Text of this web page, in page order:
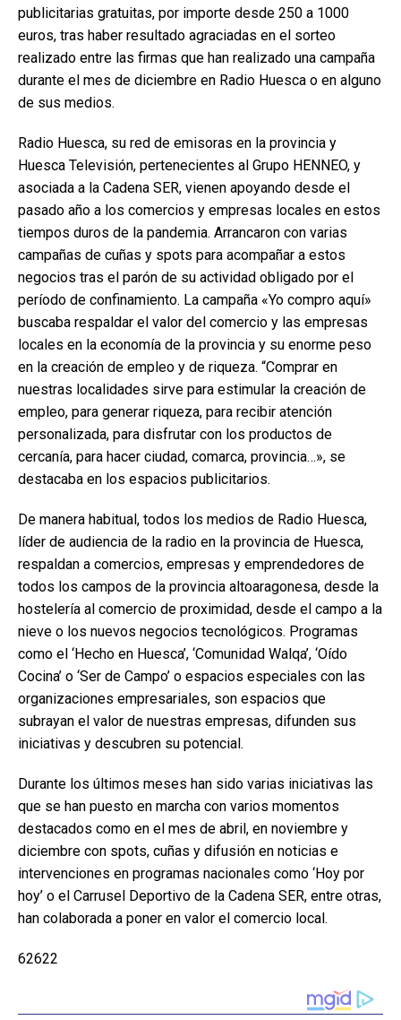
publicitarias gratuitas, por importe desde 250 a 1000
euros, tras haber resultado agraciadas en el sorteo
realizado entre las firmas que han realizado una campaña
durante el mes de diciembre en Radio Huesca o en alguno
de sus medios.
Radio Huesca, su red de emisoras en la provincia y
Huesca Televisión, pertenecientes al Grupo HENNEO, y
asociada a la Cadena SER, vienen apoyando desde el
pasado año a los comercios y empresas locales en estos
tiempos duros de la pandemia. Arrancaron con varias
campañas de cuñas y spots para acompañar a estos
negocios tras el parón de su actividad obligado por el
período de confinamiento. La campaña «Yo compro aquí»
buscaba respaldar el valor del comercio y las empresas
locales en la economía de la provincia y su enorme peso
en la creación de empleo y de riqueza. “Comprar en
nuestras localidades sirve para estimular la creación de
empleo, para generar riqueza, para recibir atención
personalizada, para disfrutar con los productos de
cercanía, para hacer ciudad, comarca, provincia…», se
destacaba en los espacios publicitarios.​
De manera habitual, todos los medios de Radio Huesca,
líder de audiencia de la radio en la provincia de Huesca,
respaldan a comercios, empresas y emprendedores de
todos los campos de la provincia altoaragonesa, desde la
hostelería al comercio de proximidad, desde el campo a la
nieve o los nuevos negocios tecnológicos. Programas
como el ‘Hecho en Huesca’, ‘Comunidad Walqa’, ‘Oído
Cocina’ o ‘Ser de Campo’ o espacios especiales con las
organizaciones empresariales, son espacios que
subrayan el valor de nuestras empresas, difunden sus
iniciativas y descubren su potencial.
Durante los últimos meses han sido varias iniciativas las
que se han puesto en marcha con varios momentos
destacados como en el mes de abril, en noviembre y
diciembre con spots, cuñas y difusión en noticias e
intervenciones en programas nacionales como ‘Hoy por
hoy’ o el Carrusel Deportivo de la Cadena SER, entre otras,
han colaborada a poner en valor el comercio local.
62622